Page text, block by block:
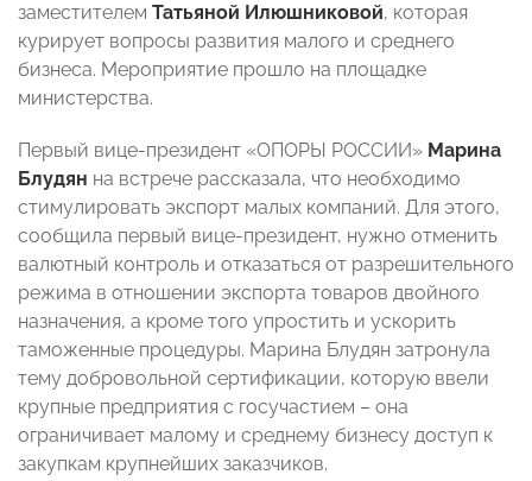
заместителем Татьяной Илюшниковой, которая
курирует вопросы развития малого и среднего
бизнеса. Мероприятие прошло на площадке
министерства.
Первый вице-президент «ОПОРЫ РОССИИ» Марина
Блудян на встрече рассказала, что необходимо
стимулировать экспорт малых компаний. Для этого,
сообщила первый вице-президент, нужно отменить
валютный контроль и отказаться от разрешительного
режима в отношении экспорта товаров двойного
назначения, а кроме того упростить и ускорить
таможенные процедуры. Марина Блудян затронула
тему добровольной сертификации, которую ввели
крупные предприятия с госучастием – она
ограничивает малому и среднему бизнесу доступ к
закупкам крупнейших заказчиков.